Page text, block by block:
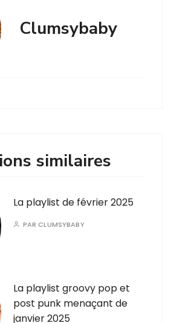
Clumsybaby
similaires
La playlist de février 2025
PAR CLUMSYBABY
La playlist groovy pop et
post punk menaçant de
janvier 2025